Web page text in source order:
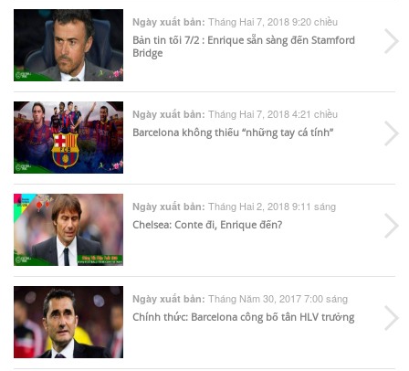
Ngày xuất bản: Tháng Hai 7, 2018 9:20 chiều
Bản tin tối 7/2 : Enrique sẵn sàng đến Stamford
Bridge
Ngày xuất bản: Tháng Hai 7, 2018 4:21 chiều
Barcelona không thiếu “những tay cá tính”
Ngày xuất bản: Tháng Hai 2, 2018 9:11 sáng
Chelsea: Conte đi, Enrique đến?
Ngày xuất bản: Tháng Năm 30, 2017 7:00 sáng
Chính thức: Barcelona công bố tân HLV trưởng